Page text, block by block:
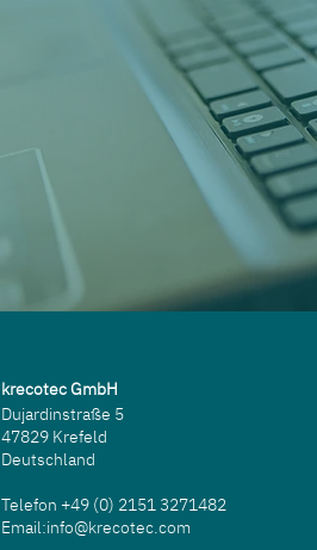
krecotec GmbH
Dujardinstraße 5
47829 Krefeld
Deutschland
Telefon +49 (0) 2151 3271482
Email:info@krecotec.com